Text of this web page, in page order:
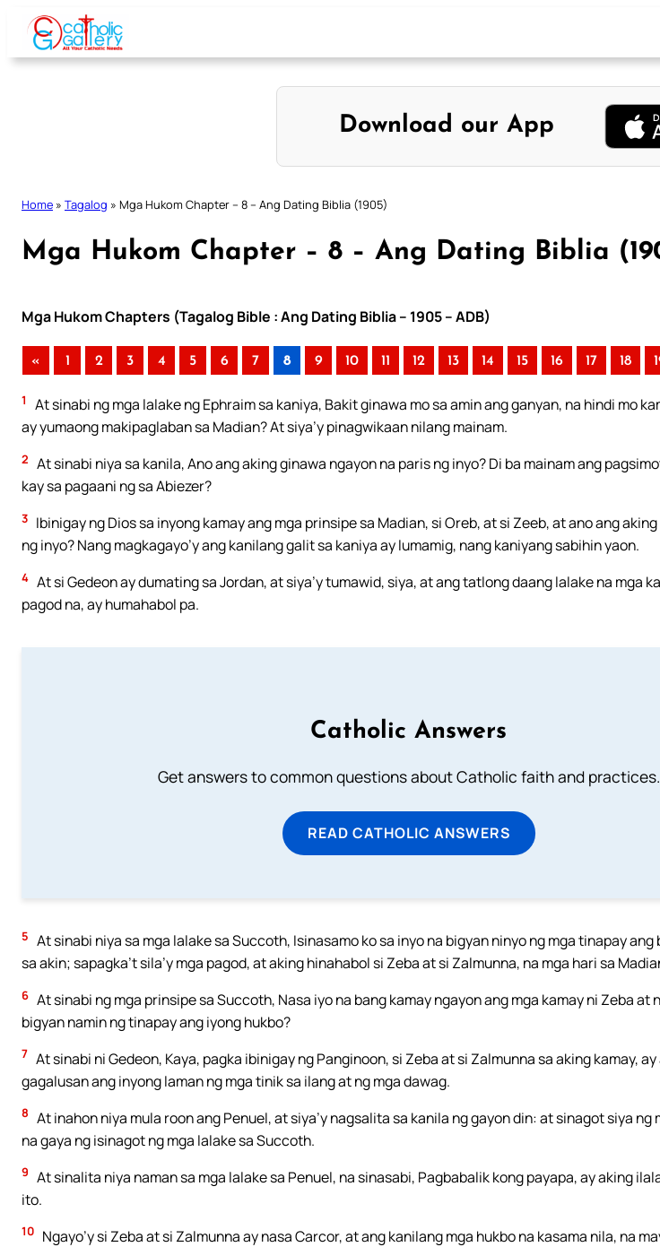
Skip
content
Download our App
Home » Tagalog » Mga Hukom Chapter – 8 – Ang Dating Biblia (1905)
Mga Hukom Chapter – 8 – Ang Dating Biblia
Mga Hukom Chapters (Tagalog Bible : Ang Dating Biblia – 1905 – ADB)
« 1 2 3 4 5 6 7 8 9 10 11 12 13 14 15 16 17 18
1
At sinabi ng mga lalake ng Ephraim sa kaniya, Bakit ginawa mo sa amin ang ganyan, na hindi mo
ay yumaong makipaglaban sa Madian? At siya’y pinagwikaan nilang mainam.
2 At sinabi niya sa kanila, Ano ang aking ginawa ngayon na paris ng inyo? Di ba mainam ang
kay sa pagaani ng sa Abiezer?
3 Ibinigay ng Dios sa inyong kamay ang mga prinsipe sa Madian, si Oreb, at si Zeeb, at ano ang
ng inyo? Nang magkagayo’y ang kanilang galit sa kaniya ay lumamig, nang kaniyang sabihin yaon.
4 At si Gedeon ay dumating sa Jordan, at siya’y tumawid, siya, at ang tatlong daang lalake na mga
pagod na, ay humahabol pa.
Catholic Answers
Get answers to common questions about Catholic faith and practices.
READ CATHOLIC ANSWERS
5 At sinabi niya sa mga lalake sa Succoth, Isinasamo ko sa inyo na bigyan ninyo ng mga tinapay ang
sa akin; sapagka’t sila’y mga pagod, at aking hinahabol si Zeba at si Zalmunna, na mga hari sa
6 At sinabi ng mga prinsipe sa Succoth, Nasa iyo na bang kamay ngayon ang mga kamay ni Zeba at
bigyan namin ng tinapay ang iyong hukbo?
7 At sinabi ni Gedeon, Kaya, pagka ibinigay ng Panginoon, si Zeba at si Zalmunna sa aking kamay,
gagalusan ang inyong laman ng mga tinik sa ilang at ng mga dawag.
8 At inahon niya mula roon ang Penuel, at siya’y nagsalita sa kanila ng gayon din: at sinagot siya ng
na gaya ng isinagot ng mga lalake sa Succoth.
9 At sinalita niya naman sa mga lalake sa Penuel, na sinasabi, Pagbabalik kong payapa, ay aking
ito.
10 Ngayo’y si Zeba at si Zalmunna ay nasa Carcor, at ang kanilang mga hukbo na kasama nila, na